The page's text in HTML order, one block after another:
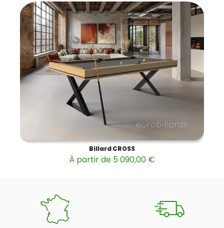
Billard CROSS
À partir de 5 090,00 €